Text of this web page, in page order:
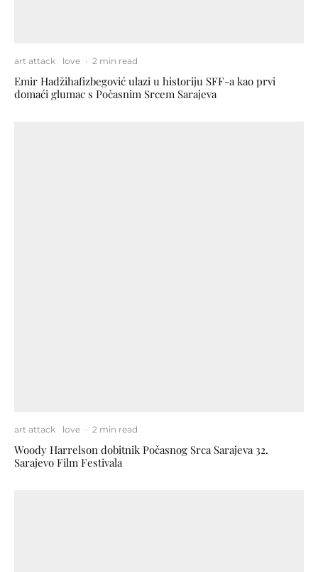
art attack love · 2 min read
Emir Hadžihafizbegović ulazi u historiju SFF-a kao prvi
domaći glumac s Počasnim Srcem Sarajeva
art attack love · 2 min read
Woody Harrelson dobitnik Počasnog Srca Sarajeva 32.
Sarajevo Film Festivala